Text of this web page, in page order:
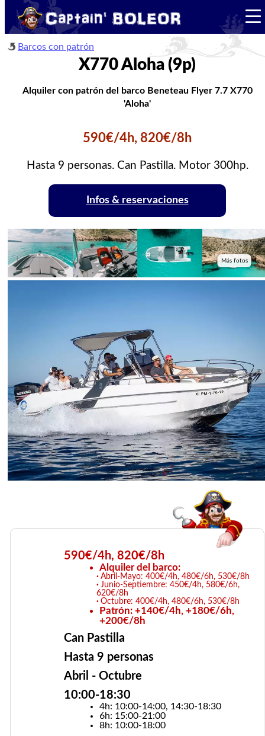
Barcos con patrón
X770 Aloha (9p)
Alquiler con patrón del barco Beneteau Flyer 7.7 X770
'Aloha'
590€/4h, 820€/8h
Hasta 9 personas. Can Pastilla. Motor 300hp.
Infos & reservaciones
Más fotos
590€/4h, 820€/8h
Alquiler del barco:
Abril-Mayo: 400€/4h, 480€/6h, 530€/8h
Junio-Septiembre: 450€/4h, 580€/6h,
620€/8h
Octubre: 400€/4h, 480€/6h, 530€/8h
Patrón: +140€/4h, +180€/6h,
+200€/8h
Can Pastilla
Hasta 9 personas
Abril - Octubre
10:00-18:30
4h: 10:00-14:00, 14:30-18:30
6h: 15:00-21:00
8h: 10:00-18:00